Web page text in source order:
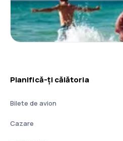
Planifică-ți călătoria
Bilete de avion
Cazare